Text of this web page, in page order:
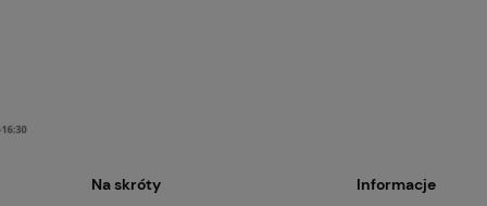
Na skróty Informacje